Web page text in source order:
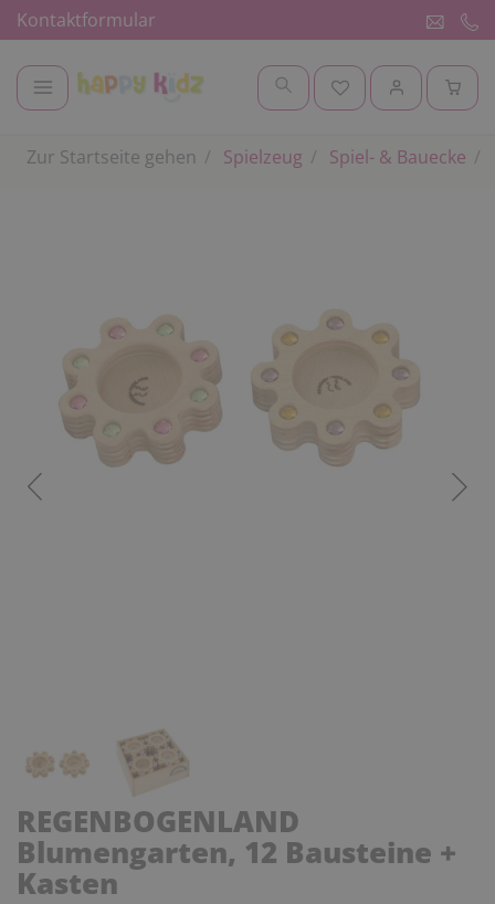
Kontaktformular
Zur Startseite gehen Spielzeug Spiel- & Bauecke
REGENBOGENLAND
Blumengarten, 12 Bausteine +
Kasten